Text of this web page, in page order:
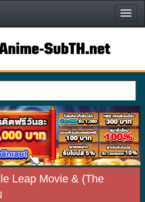
หน้า
แรก
Leap Movie & (The